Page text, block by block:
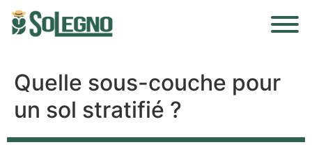
Quelle sous-couche pour
un sol stratifié ?